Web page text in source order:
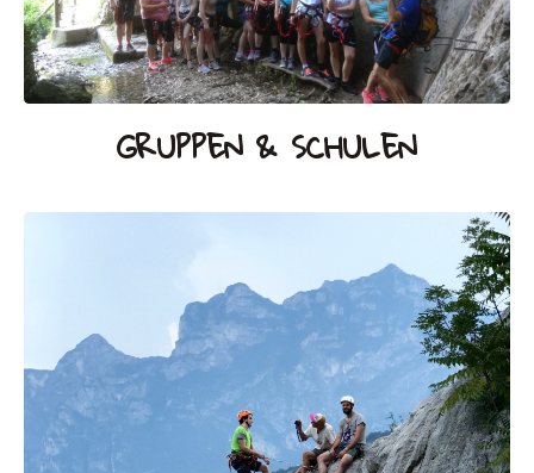
GRUPPEN & SCHULEN